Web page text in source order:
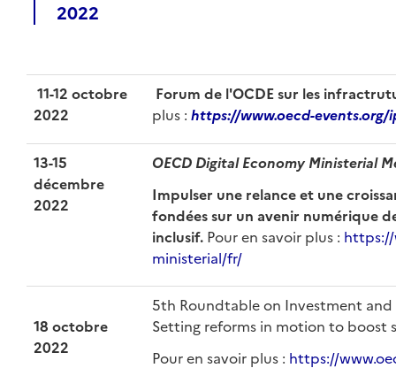
2022
11-12 octobre
2022
Forum de l'OCDE sur les
plus : https://www.oecd-events.org/
13-15
décembre
2022
OECD Digital Economy Ministerial
Impulser une relance et une
fondées sur un avenir numérique
inclusif. Pour en savoir plus : https://
ministerial/fr/
18 octobre
2022
5th Roundtable on Investment
Setting reforms in motion to boost
Pour en savoir plus : https://